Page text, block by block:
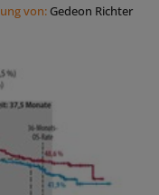
von: Gedeon Richter